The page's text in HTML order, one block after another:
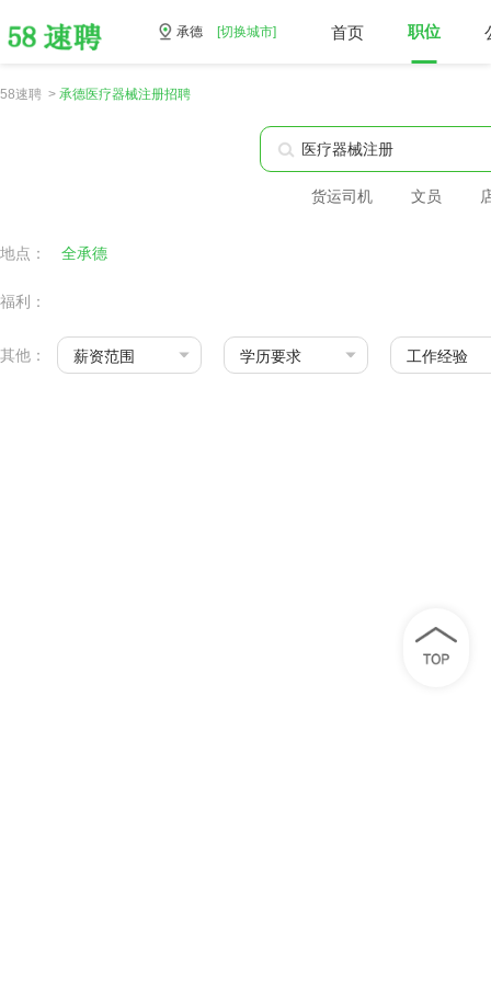
承德 [切换城市] 首页 职位
58速聘 > 承德医疗器械注册招聘
货运司机 文员
地点： 全承德
福利：
其他： 薪资范围 学历要求 工作经验